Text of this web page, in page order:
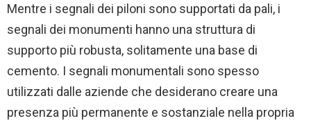
Mentre i segnali dei piloni sono supportati da pali, i
segnali dei monumenti hanno una struttura di
supporto più robusta, solitamente una base di
cemento. I segnali monumentali sono spesso
utilizzati dalle aziende che desiderano creare una
presenza più permanente e sostanziale nella propria